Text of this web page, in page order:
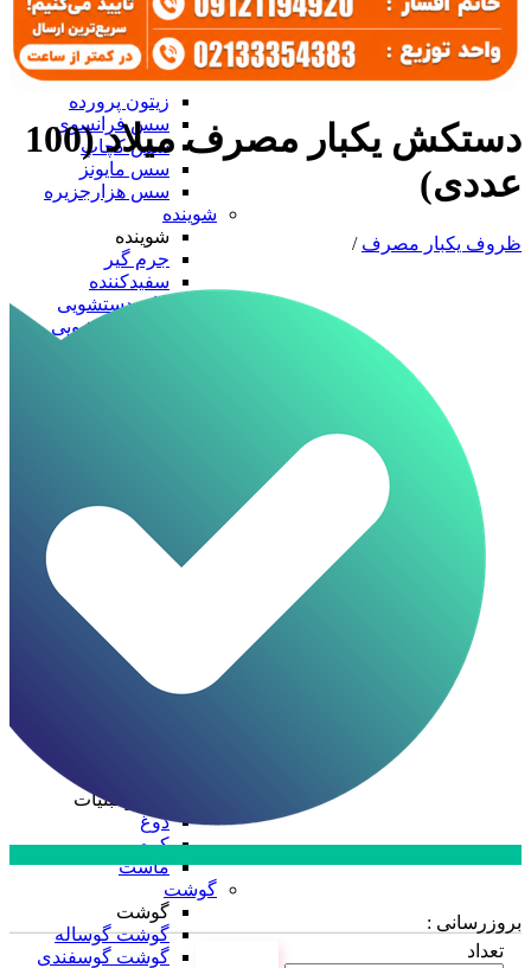
سس، رب و زیتون
سس، رب و زیتون
رب گوجه
زیتون
زیتون پرورده
سس فرانسوی
سس کچاپ
سس مایونز
سس هزارجزیره
شوینده
شوینده
جرم گیر
سفیدکننده
مایع دستشویی
مایع ظرفشویی
فویل آلومینیومی
ظروف یکبار مصرف
ظروف یکبار مصرف
ظرف پلاستیکی
قاشق، چنگال، کارد
کره و لبنیات
دوغ
کره
ماست
گوشت
گوشت
گوشت گوساله
گوشت گوسفندی
دستکش یکبار مصرف میلاد (100
عددی)
ظروف یکبار مصرف /
بروزرسانی :
تعداد